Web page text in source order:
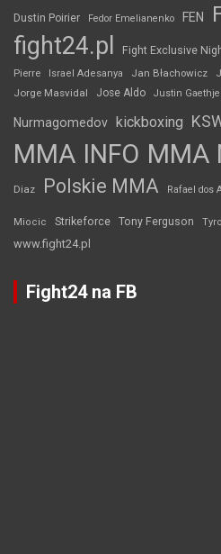
Dustin Poirier Fedor Emelianenko FEN
fight24.pl Fight Exclusive
Pierre
Israel Adesanya Jan Błachowicz
Jorge Masvidal Jose Aldo Justin Gaethje
Nurmagomedov kickboxing
MMA INFO MMA
Diaz Polskie MMA Rafael dos
Miocic Strikeforce Tony Ferguson
www.fight24.pl
Fight24 na FB